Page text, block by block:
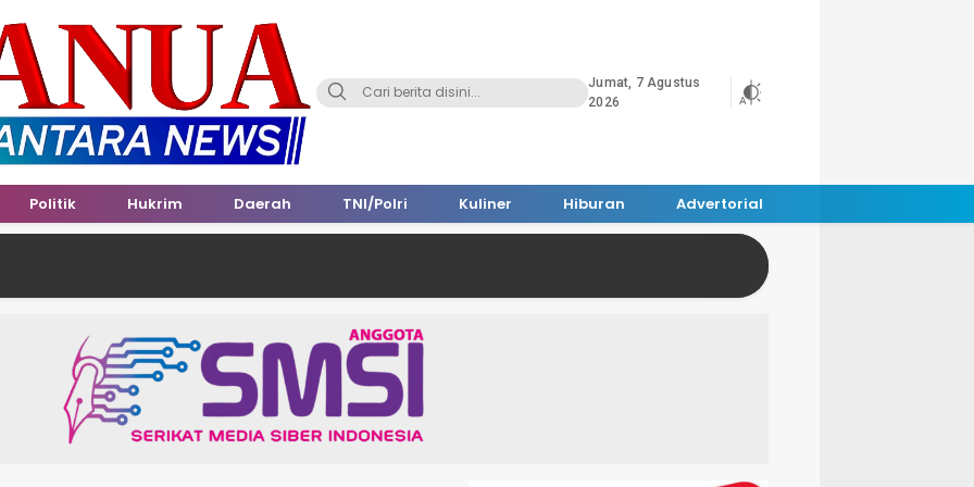
Jumat, 7 Agustus
2026
Politik Hukrim Daerah TNI/Polri Kuliner Hiburan Advertorial